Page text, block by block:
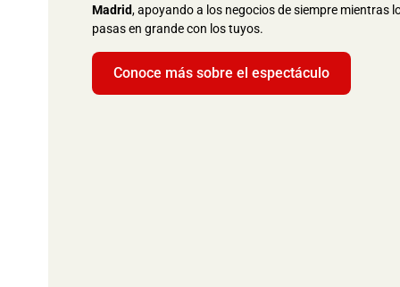
Madrid, apoyando a los negocios de siempre mientras
pasas en grande con los tuyos.
Conoce más sobre el espectáculo